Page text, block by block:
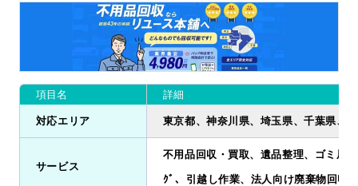
項目名 詳細
対応エリア 東京都、神奈川県、埼玉県、千葉県、
サービス
不用品回収・買取、遺品整理、ゴミ屋
ｸﾞ、引越し作業、法人向け廃棄物回収